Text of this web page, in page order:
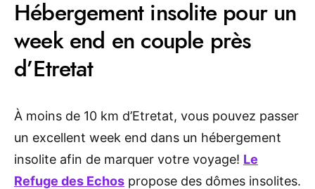
Hébergement insolite pour un
week end en couple près
d’Etretat
À moins de 10 km d’Etretat, vous pouvez passer
un excellent week end dans un hébergement
insolite afin de marquer votre voyage! Le
Refuge des Echos propose des dômes insolites.